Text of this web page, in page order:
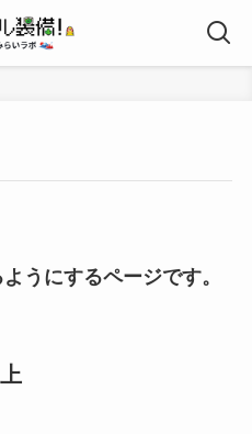
うにするページです。